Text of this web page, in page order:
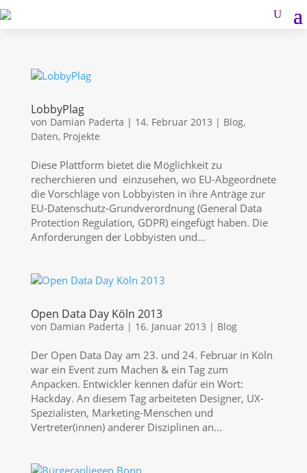
LobbyPlag
von Damian Paderta | 14. Februar 2013 | Blog,
Daten, Projekte
Diese Plattform bietet die Möglichkeit zu
recherchieren und einzusehen, wo EU-Abgeordnete
die Vorschläge von Lobbyisten in ihre Anträge zur
EU-Datenschutz-Grundverordnung (General Data
Protection Regulation, GDPR) eingefügt haben. Die
Anforderungen der Lobbyisten und...
Open Data Day Köln 2013
von Damian Paderta | 16. Januar 2013 | Blog
Der Open Data Day am 23. und 24. Februar in Köln
war ein Event zum Machen & ein Tag zum
Anpacken. Entwickler kennen dafür ein Wort:
Hackday. An diesem Tag arbeiteten Designer, UX-
Spezialisten, Marketing-Menschen und
Vertreter(innen) anderer Disziplinen an...